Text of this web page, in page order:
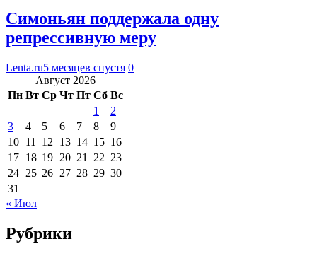
Симоньян поддержала одну
репрессивную меру
Lenta.ru5 месяцев спустя 0
Август 2026
Пн Вт Ср Чт Пт Сб Вс
1
2
3
4 5 6 7 8
9
10 11 12 13 14 15 16
17 18 19 20 21 22 23
24 25 26 27 28 29 30
31
« Июл
Рубрики